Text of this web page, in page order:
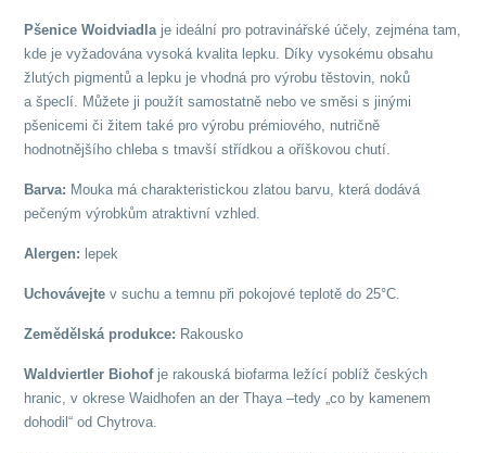
PšeniceWoidviadla je ideální pro potravinářské účely, zejména tam,
kde je vyžadována vysoká kvalita lepku. Díky vysokému obsahu
žlutých pigmentů a lepku je vhodná pro výrobu těstovin, noků
a špeclí. Můžete ji použít samostatně nebo ve směsi s jinými
pšenicemi či žitem také pro výrobu prémiového, nutričně
hodnotnějšího chleba s tmavší střídkou a oříškovou chutí.
Barva: Mouka má charakteristickou zlatou barvu, která dodává
pečeným výrobkům atraktivní vzhled.
Alergen: lepek
Uchovávejte v suchu a temnu při pokojové teplotě do 25°C.
Zemědělská produkce: Rakousko
Waldviertler Biohofje rakouská biofarma ležící poblíž českých
hranic, v okrese Waidhofen an der Thaya –tedy „co by kamenem
dohodil“ od Chytrova.